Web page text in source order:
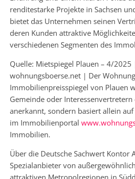
renditestarke Projekte in Sachsen
bietet das Unternehmen seinen
deren Kunden attraktive
verschiedenen Segmenten des
Quelle: Mietspiegel Plauen – 4/2025
wohnungsboerse.net | Der
Immobilienpreisspiegel von Plauen
Gemeinde oder
anerkannt, sondern basiert allein
im Immobilienportal
Immobilien.
Über die Deutsche Sachwert Kontor
Spezialanbieter von